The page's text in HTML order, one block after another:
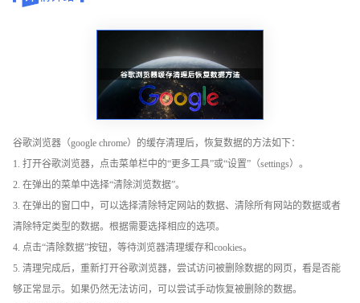
谷歌浏览器（google chrome）的缓存清理后，恢复数据的方法如下：
1. 打开谷歌浏览器，点击菜单栏中的“更多工具”或“设置”（settings）。
2. 在弹出的菜单中选择“清除浏览数据”。
3. 在弹出的窗口中，可以选择清除特定网站的数据、清除所有网站的数据或者
清除特定类型的数据。根据需要选择相应的选项。
4. 点击“清除数据”按钮，等待浏览器清理缓存和cookies。
5. 清理完成后，重新打开谷歌浏览器，尝试访问被删除数据的网页，看是否能
够正常显示。如果仍然无法访问，可以尝试手动恢复被删除的数据。